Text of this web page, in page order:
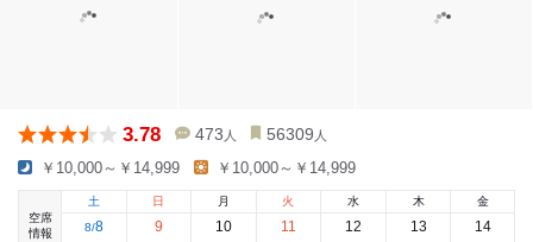
3.78 473 人 56309 人
￥10,000～￥14,999 ￥10,000～￥14,999
空席
情報
土
8/8
日
9
月
10
火
11
水
12
木
13
金
14